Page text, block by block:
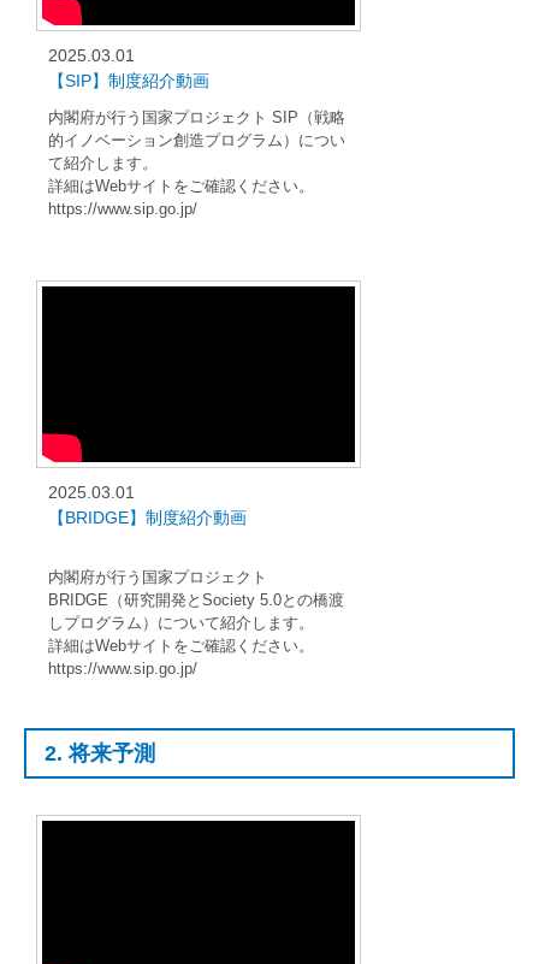
2025.03.01
【SIP】制度紹介動画
内閣府が行う国家プロジェクト SIP（戦略
的イノベーション創造プログラム）につい
て紹介します。
詳細はWebサイトをご確認ください。
https://www.sip.go.jp/
2025.03.01
【BRIDGE】制度紹介動画
内閣府が行う国家プロジェクト
BRIDGE（研究開発とSociety 5.0との橋渡
しプログラム）について紹介します。
詳細はWebサイトをご確認ください。
https://www.sip.go.jp/
2. 将来予測